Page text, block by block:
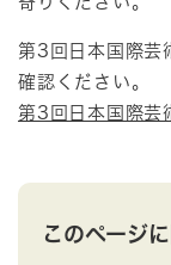
第3回日本国際芸
確認ください。
第3回日本国際芸
このページ